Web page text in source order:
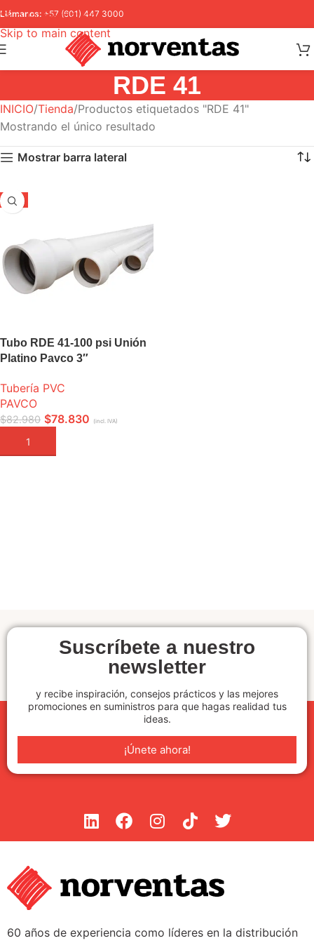
Skip to navigation
Skip to main content
Llámanos: +57 (601) 447 3000
RDE 41
INICIO Tienda Productos etiquetados "RDE 41"
Mostrando el único resultado
Mostrar barra lateral
-5%
Tubo RDE 41-100 psi Unión
Platino Pavco 3″
Tubería PVC
PAVCO
$82.980 $78.830 (incl. IVA)
AÑADIR A LA CESTA
Suscríbete a nuestro
newsletter
y recibe inspiración, consejos prácticos y las mejores
promociones en suministros para que hagas realidad tus
ideas.
¡Únete ahora!
60 años de experiencia como líderes en la distribución